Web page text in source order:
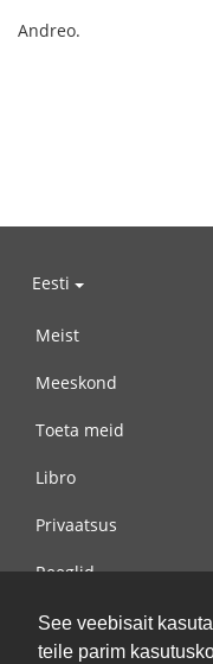
See veebisait
teile parim
Andreo.
Eesti
Meist
Meeskond
Toeta meid
Libro
Privaatsus
Reeglid
Võta meiega ühendust